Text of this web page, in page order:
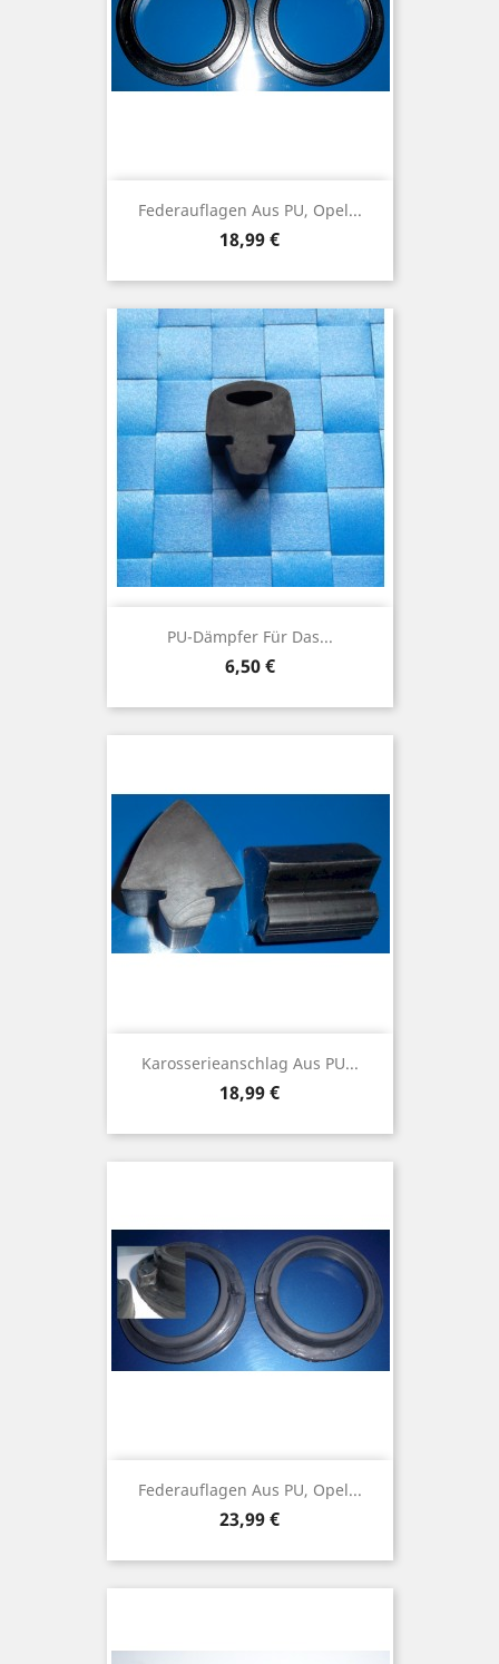
Federauflagen Aus PU, Opel...
Preis
18,99 €
PU-Dämpfer Für Das...
Preis
6,50 €
Karosserieanschlag Aus PU...
Preis
18,99 €
Federauflagen Aus PU, Opel...
Preis
23,99 €